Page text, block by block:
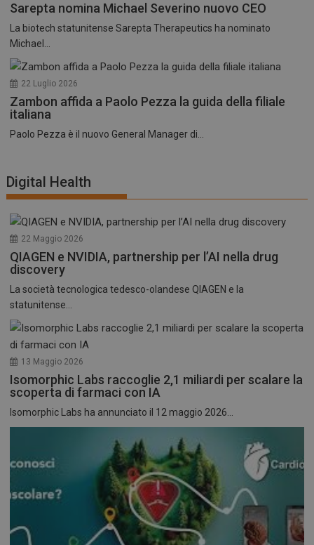
Sarepta nomina Michael Severino nuovo CEO
La biotech statunitense Sarepta Therapeutics ha nominato
Michael...
22 Luglio 2026
Zambon affida a Paolo Pezza la guida della filiale
italiana
Paolo Pezza è il nuovo General Manager di...
Digital Health
22 Maggio 2026
QIAGEN e NVIDIA, partnership per l’AI nella drug
discovery
La società tecnologica tedesco-olandese QIAGEN e la
statunitense...
13 Maggio 2026
Isomorphic Labs raccoglie 2,1 miliardi per scalare la
scoperta di farmaci con IA
Isomorphic Labs ha annunciato il 12 maggio 2026...